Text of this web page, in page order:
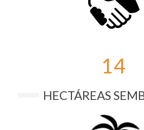
14
HECTÁREAS